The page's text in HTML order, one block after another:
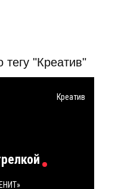
тегу "Креатив"
Креатив